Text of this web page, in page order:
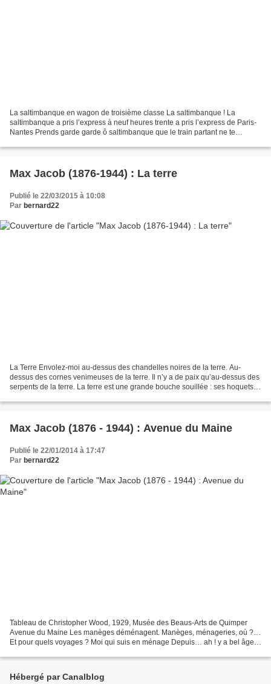
La saltimbanque en wagon de troisième classe La saltimbanque ! La
saltimbanque a pris l’express à neuf heures trente a pris l’express de Paris-
Nantes Prends garde garde ô saltimbanque que le train partant ne te
Max Jacob (1876-1944) : La terre
Publié le 22/03/2015 à 10:08
Par bernard22
La Terre Envolez-moi au-dessus des chandelles noires de la terre. Au-
dessus des cornes venimeuses de la terre. Il n’y a de paix qu’au-dessus des
serpents de la terre. La terre est une grande bouche souillée : ses hoquets,
Max Jacob (1876 - 1944) : Avenue du Maine
Publié le 22/01/2014 à 17:47
Par bernard22
Tableau de Christopher Wood, 1929, Musée des Beaus-Arts de Quimper
Avenue du Maine Les manèges déménagent. Manèges, ménageries, où ?…
Et pour quels voyages ? Moi qui suis en ménage Depuis… ah ! y a bel âge !
Hébergé par Canalblog